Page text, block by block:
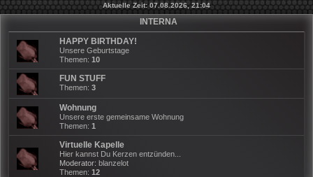
Aktuelle Zeit: 07.08.2026, 21:04
INTERNA
HAPPY BIRTHDAY!
Unsere Geburtstage
Themen: 10
FUN STUFF
Themen: 3
Wohnung
Unsere erste gemeinsame Wohnung
Themen: 1
Virtuelle Kapelle
Hier kannst Du Kerzen entzünden...
Moderator: blanzelot
Themen: 12